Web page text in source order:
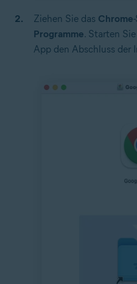
Ziehen Sie das Chrome
Programme. Starten
App den Abschluss der